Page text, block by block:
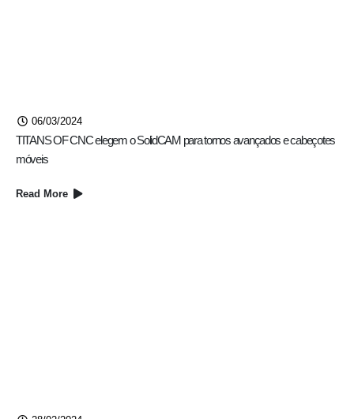
06/03/2024
TITANS OF CNC elegem o SolidCAM para tornos avançados e cabeçotes
móveis
Read More